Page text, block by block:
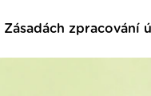
Zásadách zpracování